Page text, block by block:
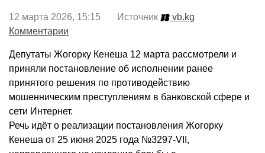
12 марта 2026, 15:15 Источник
vb.kg
Комментарии
Депутаты Жогорку Кенеша 12 марта рассмотрели и
приняли постановление об исполнении ранее
принятого решения по противодействию
мошенническим преступлениям в банковской сфере и
сети Интернет.
Речь идёт о реализации постановления Жогорку
Кенеша от 25 июня 2025 года №3297-VII,